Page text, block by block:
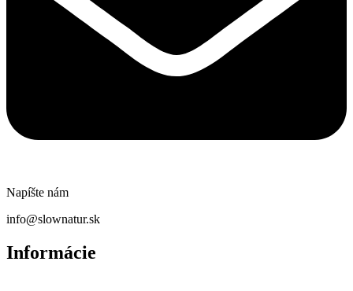
Napíšte nám
info@slownatur.sk
Informácie